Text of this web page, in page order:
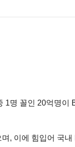
명 꼴인 20억명이
, 이에 힘입어 국